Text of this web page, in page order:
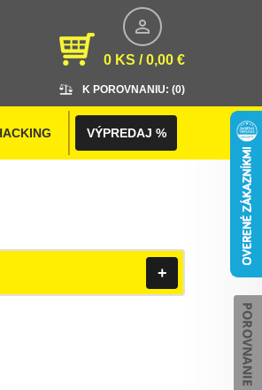
VÝPREDAJ %
K POROVNANIU: (0)
0 KS / 0,00 €
+